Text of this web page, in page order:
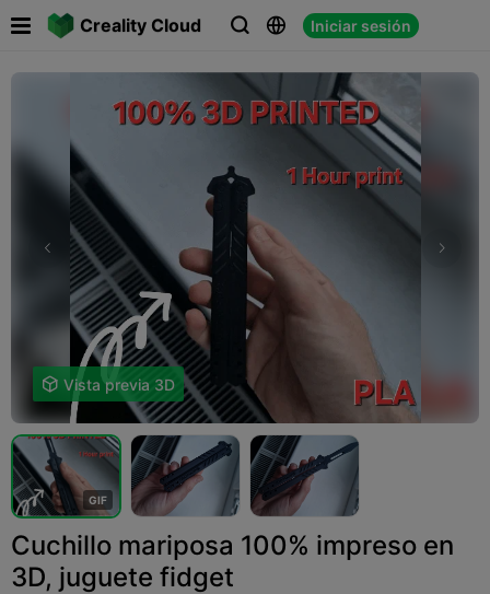
Creality Cloud   Iniciar sesión
 
 Vista previa 3D
GIF
Cuchillo mariposa 100% impreso en
3D, juguete fidget